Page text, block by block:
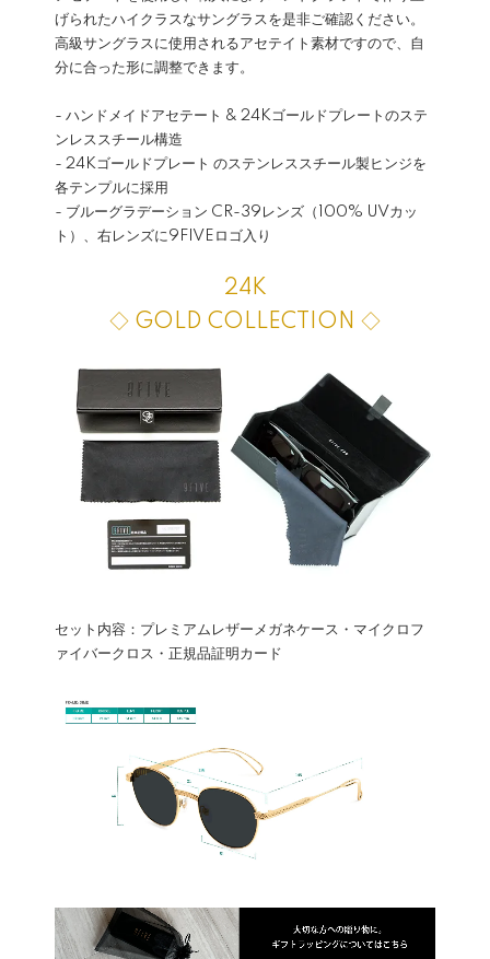
げられたハイクラスなサングラスを是非ご確認ください。
高級サングラスに使用されるアセテイト素材ですので、自
分に合った形に調整できます。
- ハンドメイドアセテート & 24Kゴールドプレートのステ
ンレススチール構造
- 24Kゴールドプレート のステンレススチール製ヒンジを
各テンプルに採用
- ブルーグラデーション CR-39レンズ（100% UVカッ
ト）、右レンズに9FIVEロゴ入り
24K
◇ GOLD COLLECTION ◇
セット内容：プレミアムレザーメガネケース・マイクロフ
ァイバークロス・正規品証明カード